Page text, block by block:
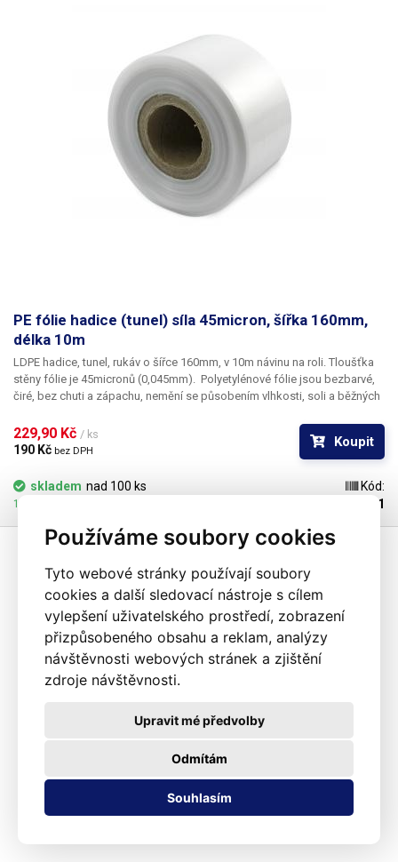
Používáme soubory cookies
Tyto webové stránky používají soubory
cookies a další sledovací nástroje s cílem
vylepšení uživatelského prostředí, zobrazení
přizpůsobeného obsahu a reklam, analýzy
návštěvnosti webových stránek a zjištění
zdroje návštěvnosti.
Souhlasím
Odmítám
Upravit mé předvolby
PE fólie hadice (tunel) síla 45micron, šířka 160mm,
délka 10m
LDPE hadice, tunel, rukáv o šířce 160mm, v 10m návinu na roli. Tloušťka
stěny fólie je 45micronů (0,045mm). ​Polyetylénové fólie jsou bezbarvé,
čiré, bez chuti a zápachu, nemění se působením vlhkosti, soli a běžných
odolné proti mrazu a vlhkosti. Fólie je vhodná pro výrobu pytlů, sáčků a
obalů jakéhokoliv zboží. PE fólie jsou zdravotně nezávadné, 100%
recyklovatelné a jsou vhodné i pro balení potravin (certifikát k
dispozici). Jako obalový prostředek splňují požadavky zákona č.
477/2001 Sb. (zákon o obalech). Ideální pro svařování všemi impulsními
Density Polyethylen) Tloušťka materiálu: 45micron (0,045mm)*2 Šířka:
160mm Délka návinu: 10 metrů Barva: čirá Tolerance rozměrů +/- 10%
Fotografie je pouze ilustrativní
229,90 Kč / ks
190 Kč bez DPH
Koupit
skladem nad 100 ks
11.08.2026 může být u Vás
Kód:
102181